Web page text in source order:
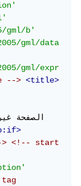
gml/b'
gml/data
gml/expr
-->
<title>
<!-- start
tag